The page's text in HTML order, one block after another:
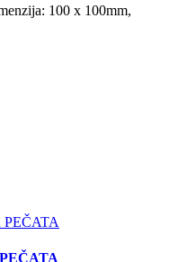
100 x 100mm,